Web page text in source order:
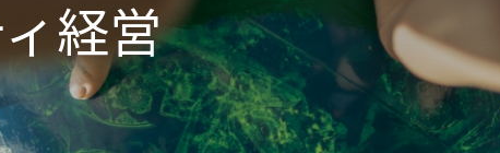
人向け
ービス
ダウンロード
製品/プロセス変更通知
方針
経営